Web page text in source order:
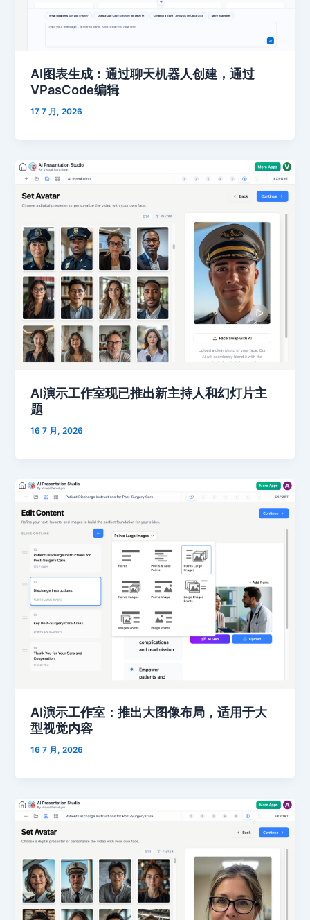
AI图表生成：通过聊天机器人创建，通过
VPasCode编辑
17 7 月, 2026
AI演示工作室现已推出新主持人和幻灯片主
题
16 7 月, 2026
AI演示工作室：推出大图像布局，适用于大
型视觉内容
16 7 月, 2026